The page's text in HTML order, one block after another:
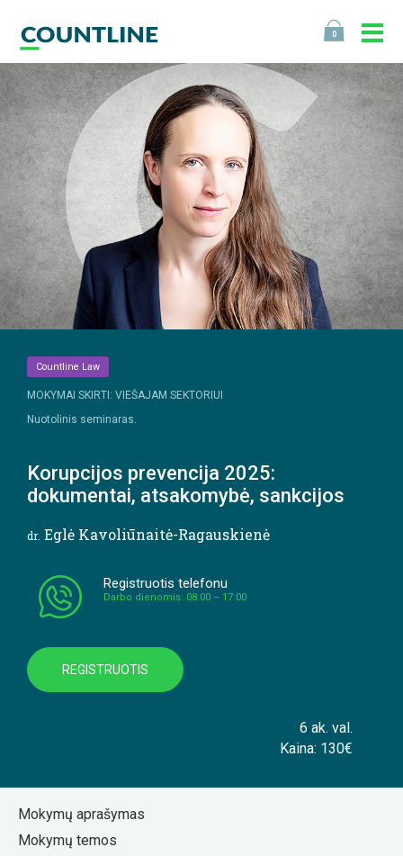
0
Countline Law
MOKYMAI SKIRTI: VIEŠAJAM SEKTORIUI
Nuotolinis seminaras.
Korupcijos prevencija 2025:
dokumentai, atsakomybė, sankcijos
dr. Eglė Kavoliūnaitė-Ragauskienė
Registruotis telefonu
Darbo dienomis: 08:00 – 17:00
REGISTRUOTIS
6 ak. val.
Kaina: 130€
Mokymų aprašymas
Mokymų temos